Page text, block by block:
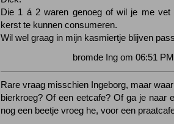
Die 1 á 2 waren genoeg of wil je me vet
kerst te kunnen consumeren.
Wil wel graag in mijn kasmiertje blijven
bromde Ing om 06:51
Rare vraag misschien Ingeborg, maar
bierkroeg? Of een eetcafe? Of ga je naar
nog een beetje vroeg he, voor een